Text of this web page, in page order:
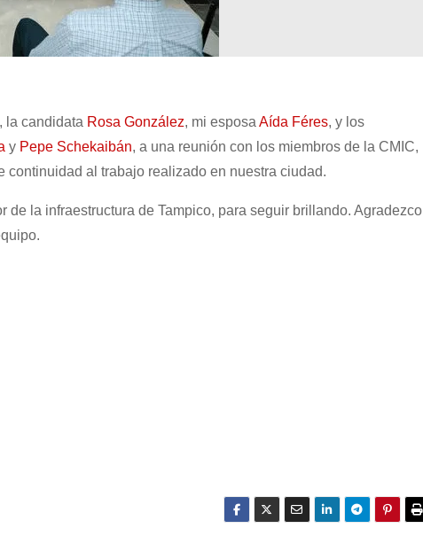
la candidata Rosa González, mi esposa Aída Féres, y los
y Pepe Schekaibán, a una reunión con los miembros de la CMIC,
al trabajo realizado en nuestra ciudad.
la infraestructura de Tampico, para seguir brillando. Agradezco